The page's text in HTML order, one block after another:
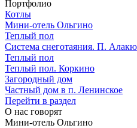
Портфолио
Котлы
Мини‑‏отель Ольгино
Теплый пол
Система снеготаяния. П.
Теплый пол
Теплый пол. Коркино
Загородный дом
Частный дом в п. Ленинское
Перейти в раздел
О нас говорят
Мини-отель Ольгино